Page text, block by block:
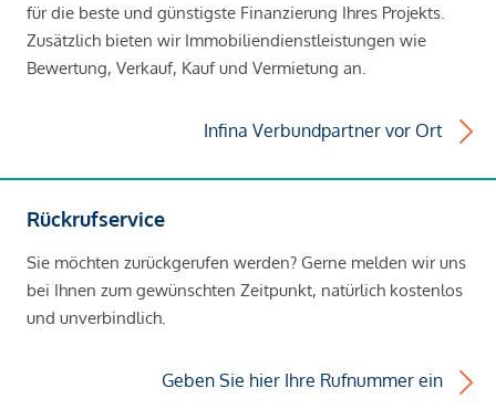
für die beste und günstigste Finanzierung Ihres Projekts.
Zusätzlich bieten wir Immobiliendienstleistungen wie
Bewertung, Verkauf, Kauf und Vermietung an.
Infina Verbundpartner vor Ort
Rückrufservice
Sie möchten zurückgerufen werden? Gerne melden wir uns
bei Ihnen zum gewünschten Zeitpunkt, natürlich kostenlos
und unverbindlich.
Geben Sie hier Ihre Rufnummer ein